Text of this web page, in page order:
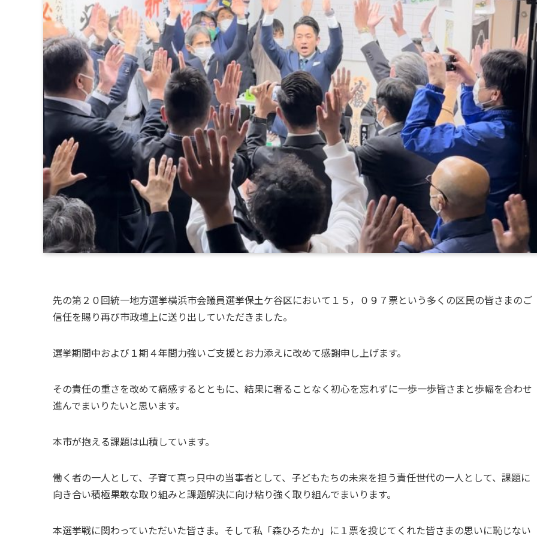
先の第２０回統一地方選挙横浜市会議員選挙保土ケ谷区において１５，０９７票という多くの区民の皆さまのご
信任を賜り再び市政壇上に送り出していただきました。
選挙期間中および１期４年間力強いご支援とお力添えに改めて感謝申し上げます。
その責任の重さを改めて痛感するとともに、結果に奢ることなく初心を忘れずに一歩一歩皆さまと歩幅を合わせ
進んでまいりたいと思います。
本市が抱える課題は山積しています。
働く者の一人として、子育て真っ只中の当事者として、子どもたちの未来を担う責任世代の一人として、課題に
向き合い積極果敢な取り組みと課題解決に向け粘り強く取り組んでまいります。
本選挙戦に関わっていただいた皆さま。そして私「森ひろたか」に１票を投じてくれた皆さまの思いに恥じない